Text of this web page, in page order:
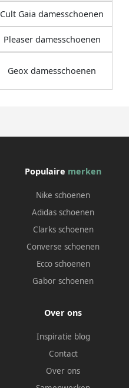
Cult Gaia damesschoenen
Pleaser damesschoenen
Geox damesschoenen
Populaire merken
Nike schoenen
Adidas schoenen
Clarks schoenen
Converse schoenen
Ecco schoenen
Gabor schoenen
Over ons
Inspiratie blog
Contact
Over ons